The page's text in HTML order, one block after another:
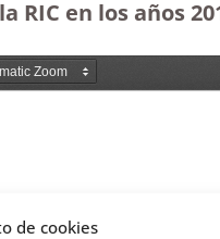
de cookies
en los años